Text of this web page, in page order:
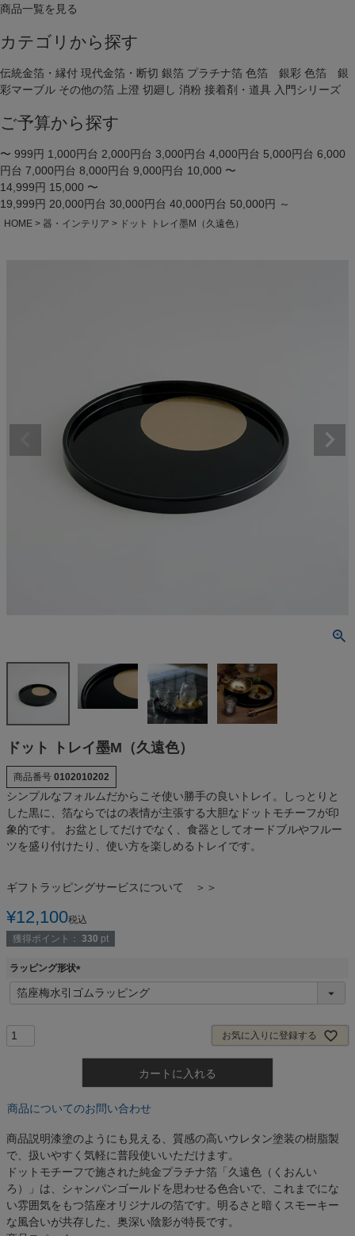
商品一覧を見る
カテゴリから探す
伝統金箔・縁付 現代金箔・断切 銀箔 プラチナ箔 色箔 銀彩 色箔 銀
彩マーブル その他の箔 上澄 切廻し 消粉 接着剤・道具 入門シリーズ
ご予算から探す
〜 999円 1,000円台 2,000円台 3,000円台 4,000円台 5,000円台 6,000
円台 7,000円台 8,000円台 9,000円台 10,000 〜
14,999円 15,000 〜
19,999円 20,000円台 30,000円台 40,000円台 50,000円 ～
HOME 器・インテリア ドット トレイ墨M（久遠色）
ドット トレイ墨M（久遠色）
商品番号 0102010202
シンプルなフォルムだからこそ使い勝手の良いトレイ。しっとりと
した黒に、箔ならではの表情が主張する大胆なドットモチーフが印
象的です。 お盆としてだけでなく、食器としてオードブルやフルー
ツを盛り付けたり、使い方を楽しめるトレイです。
ギフトラッピングサービスについて ＞＞
¥12,100税込
獲得ポイント： 330 pt
ラッピング形状
(
必
お気に入りに登録する
カートに入れる
商品についてのお問い合わせ
商品説明漆塗のようにも見える、質感の高いウレタン塗装の樹脂製
で、扱いやすく気軽に普段使いいただけます。
ドットモチーフで施された純金プラチナ箔「久遠色（くおんい
ろ）」は、シャンパンゴールドを思わせる色合いで、これまでにな
い雰囲気をもつ箔座オリジナルの箔です。明るさと暗くスモーキー
な風合いが共存した、奥深い陰影が特長です。